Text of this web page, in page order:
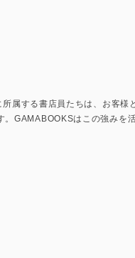
属する書店員たちは、お客様
GAMABOOKSはこの強み